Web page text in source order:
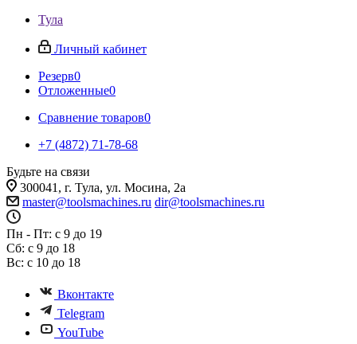
Тула
Личный кабинет
Резерв0
Отложенные0
Сравнение товаров0
+7 (4872) 71-78-68
Будьте на связи
300041, г. Тула, ул. Мосина, 2а
master@toolsmachines.ru dir@toolsmachines.ru
Пн - Пт: с 9 до 19
Сб: с 9 до 18
Вс: с 10 до 18
Вконтакте
Telegram
YouTube